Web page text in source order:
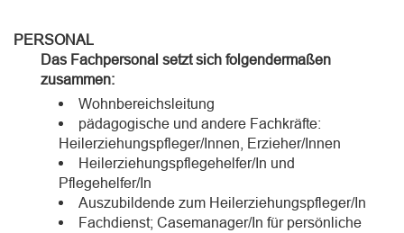
PERSONAL
Das Fachpersonal setzt sich folgendermaßen
zusammen:
Wohnbereichsleitung
pädagogische und andere Fachkräfte:
Heilerziehungspfleger/Innen, Erzieher/Innen
Heilerziehungspflegehelfer/In und
Pflegehelfer/In
Auszubildende zum Heilerziehungspfleger/In
Fachdienst; Casemanager/In für persönliche